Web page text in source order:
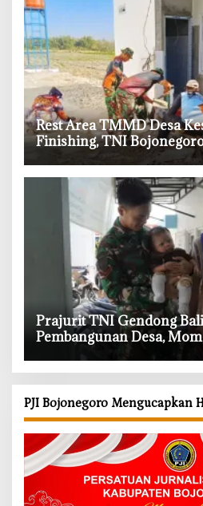
‎Rest Area TMMD Desa
Finishing, TNI
Bangunan Kokoh dan
‎Prajurit TNI Gendong
Pembangunan Desa,
PJI Bojonegoro Mengucapkan